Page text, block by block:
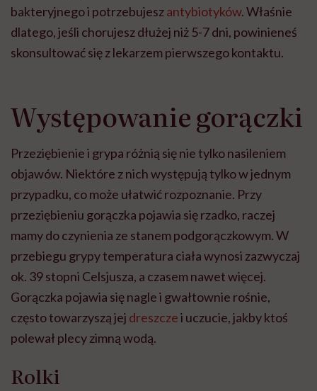
bakteryjnego i potrzebujeszantybiotyków. Właśnie
dlatego, jeśli chorujesz dłużej niż 5-7 dni, powinieneś
skonsultować się z lekarzem pierwszego kontaktu.
Występowanie gorączki
Przeziębienie i grypa różnią się nie tylko nasileniem
objawów. Niektóre z nich występują tylko w jednym
przypadku, co może ułatwić rozpoznanie. Przy
przeziębieniu gorączka pojawia się rzadko, raczej
mamy do czynienia ze stanem podgorączkowym. W
przebiegu grypy temperatura ciała wynosi zazwyczaj
ok. 39 stopni Celsjusza, a czasem nawet więcej.
Gorączka pojawia się nagle i gwałtownie rośnie,
często towarzyszą jej dreszczei uczucie, jakby ktoś
polewał plecy zimną wodą.
Rolki